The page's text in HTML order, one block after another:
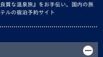
質な温泉旅』をお手伝い。国内の旅
ルの宿泊予約サイト